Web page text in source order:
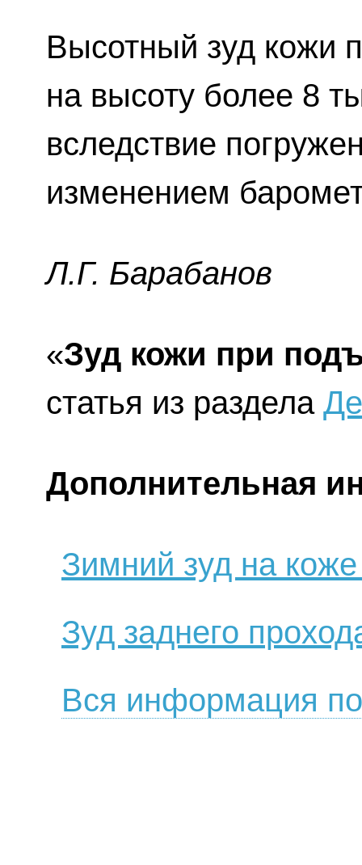
Высотный зуд кожи
на высоту более 8
вследствие
изменением
Л.Г. Бapaбaнoв
«Зуд кожи при
статья из раздела
Дополнительная
Зимний зуд на коже
Зуд заднего
Вся информация